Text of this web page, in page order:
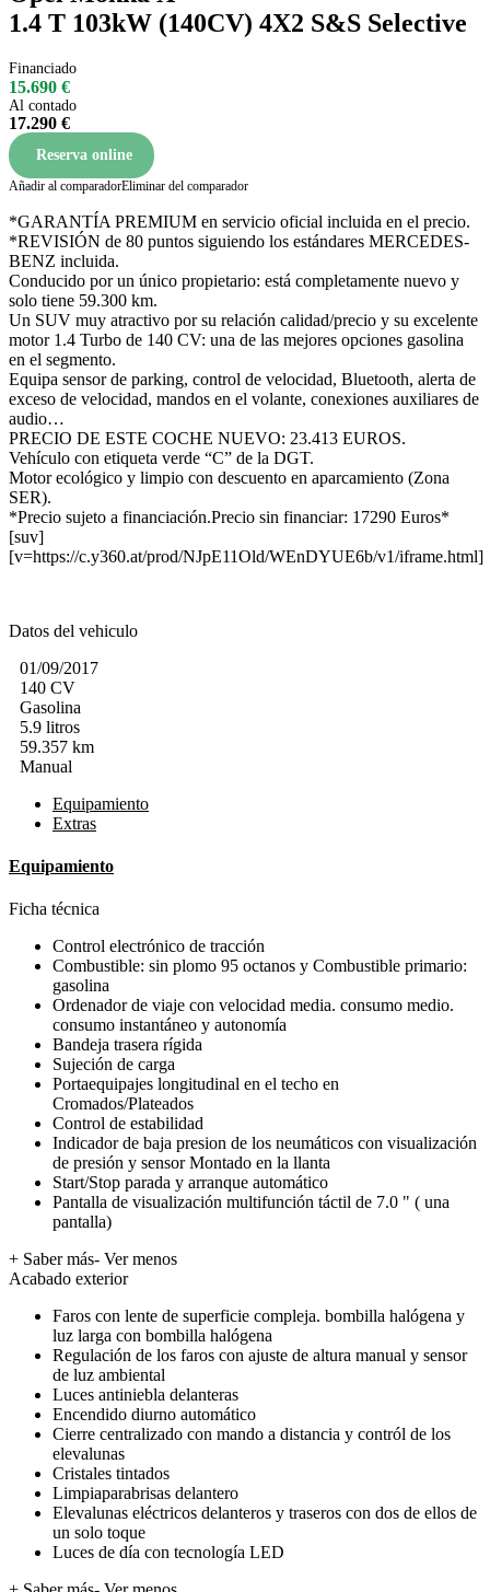
1.4 T 103kW (140CV) 4X2 S&S Selective
Financiado
15.690 €
Al contado
17.290 €
Reserva online
Añadir al comparadorEliminar del comparador
*GARANTÍA PREMIUM en servicio oficial incluida en el precio.
*REVISIÓN de 80 puntos siguiendo los estándares MERCEDES-
BENZ incluida.
Conducido por un único propietario: está completamente nuevo y
solo tiene 59.300 km.
Un SUV muy atractivo por su relación calidad/precio y su excelente
motor 1.4 Turbo de 140 CV: una de las mejores opciones gasolina
en el segmento.
Equipa sensor de parking, control de velocidad, Bluetooth, alerta de
exceso de velocidad, mandos en el volante, conexiones auxiliares de
audio…
PRECIO DE ESTE COCHE NUEVO: 23.413 EUROS.
Vehículo con etiqueta verde “C” de la DGT.
Motor ecológico y limpio con descuento en aparcamiento (Zona
SER).
*Precio sujeto a financiación.Precio sin financiar: 17290 Euros*
[suv]
[v=https://c.y360.at/prod/NJpE11Old/WEnDYUE6b/v1/iframe.html]
Datos del vehiculo
01/09/2017
140 CV
Gasolina
5.9 litros
59.357 km
Manual
Equipamiento
Extras
Equipamiento
Ficha técnica
Control electrónico de tracción
Combustible: sin plomo 95 octanos y Combustible primario:
gasolina
Ordenador de viaje con velocidad media. consumo medio.
consumo instantáneo y autonomía
Bandeja trasera rígida
Sujeción de carga
Portaequipajes longitudinal en el techo en
Cromados/Plateados
Control de estabilidad
Indicador de baja presion de los neumáticos con visualización
de presión y sensor Montado en la llanta
Start/Stop parada y arranque automático
Pantalla de visualización multifunción táctil de 7.0 " ( una
pantalla)
+ Saber más- Ver menos
Acabado exterior
Faros con lente de superficie compleja. bombilla halógena y
luz larga con bombilla halógena
Regulación de los faros con ajuste de altura manual y sensor
de luz ambiental
Luces antiniebla delanteras
Encendido diurno automático
Cierre centralizado con mando a distancia y contról de los
elevalunas
Cristales tintados
Limpiaparabrisas delantero
Elevalunas eléctricos delanteros y traseros con dos de ellos de
un solo toque
Luces de día con tecnología LED